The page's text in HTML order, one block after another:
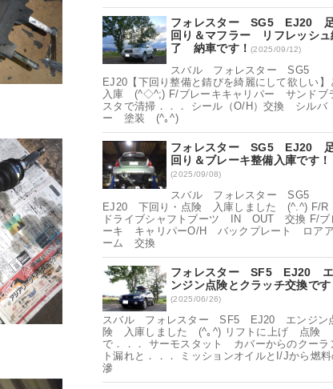
フォレスター SG5 EJ20
回り＆マフラー リフレッシュ
了 納車です！(2025/09/12)
スバル フォレスター SG5
EJ20【下回り整備と錆びを綺麗にして欲しい】
入庫 (^◇^;) F/ブレーキキャリパー サンドブ
スタで清掃．．． シール（O/H）交換 シルバ
ー 塗装 (^｡^)
フォレスター SG5 EJ20
回り＆ブレーキ整備入庫です！
(2025/09/08)
スバル フォレスター SG5
EJ20 下回り・点険 入庫しました (^.^) F/R
ドライブシャフトブーツ IN OUT 交換 F/ブ
ーキ キャリパーO/H バックプレート ロアア
ーム 交換
フォレスター SF5 EJ20 エ
ンジン点険とクラッチ交換です
(2025/06/26)
スバル フォレスター SF5 EJ20 エンジン
険 入庫しました (^｡^) リフトに上げ 点険
で．．． サーモスタット カバーからのクーラ
ト漏れと．．． ミッションオイルとI/Jから燃
滲